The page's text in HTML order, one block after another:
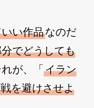
い作品なのだ
でどうしても
が、「 イラン
を避けさせよ